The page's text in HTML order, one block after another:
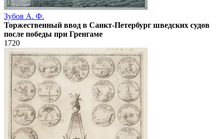
Зубов А. Ф.
Торжественный ввод в Санкт-Петербург шведских судов
после победы при Гренгаме
1720